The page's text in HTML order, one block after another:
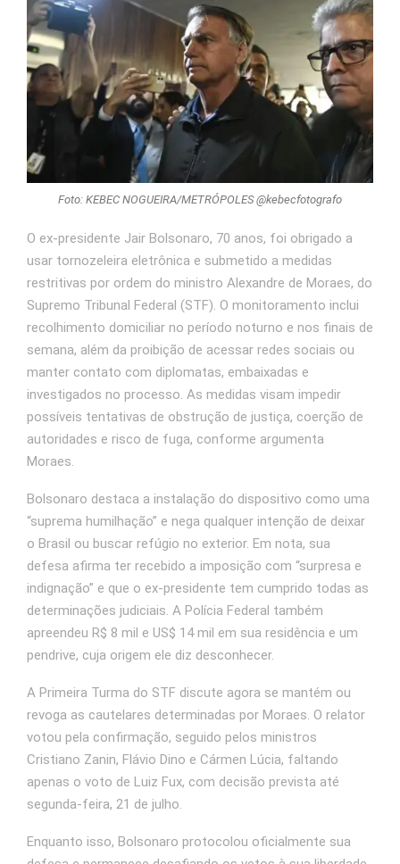
Foto: KEBEC NOGUEIRA/METRÓPOLES @kebecfotografo
O ex‑presidente Jair Bolsonaro, 70 anos, foi obrigado a
usar tornozeleira eletrônica e submetido a medidas
restritivas por ordem do ministro Alexandre de Moraes, do
Supremo Tribunal Federal (STF). O monitoramento inclui
recolhimento domiciliar no período noturno e nos finais de
semana, além da proibição de acessar redes sociais ou
manter contato com diplomatas, embaixadas e
investigados no processo. As medidas visam impedir
possíveis tentativas de obstrução de justiça, coerção de
autoridades e risco de fuga, conforme argumenta
Moraes.
Bolsonaro destaca a instalação do dispositivo como uma
“suprema humilhação” e nega qualquer intenção de deixar
o Brasil ou buscar refúgio no exterior. Em nota, sua
defesa afirma ter recebido a imposição com “surpresa e
indignação” e que o ex‑presidente tem cumprido todas as
determinações judiciais. A Polícia Federal também
apreendeu R$ 8 mil e US$ 14 mil em sua residência e um
pendrive, cuja origem ele diz desconhecer.
A Primeira Turma do STF discute agora se mantém ou
revoga as cautelares determinadas por Moraes. O relator
votou pela confirmação, seguido pelos ministros
Cristiano Zanin, Flávio Dino e Cármen Lúcia, faltando
apenas o voto de Luiz Fux, com decisão prevista até
segunda‑feira, 21 de julho.
Enquanto isso, Bolsonaro protocolou oficialmente sua